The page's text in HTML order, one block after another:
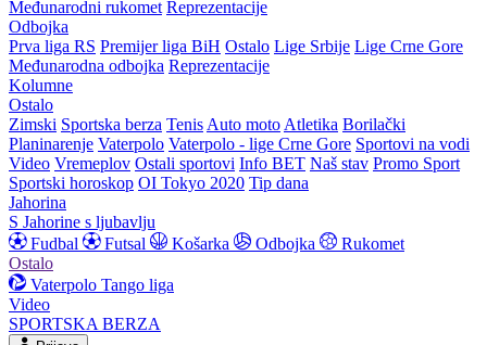
Međunarodni rukomet Reprezentacije
Odbojka
Prva liga RS Premijer liga BiH Ostalo Lige Srbije Lige Crne Gore
Međunarodna odbojka Reprezentacije
Kolumne
Ostalo
Zimski Sportska berza Tenis Auto moto Atletika Borilački
Planinarenje Vaterpolo Vaterpolo - lige Crne Gore Sportovi na vodi
Video Vremeplov Ostali sportovi Info BET Naš stav Promo Sport
Sportski horoskop OI Tokyo 2020 Tip dana
Jahorina
S Jahorine s ljubavlju
Fudbal
Futsal Košarka Odbojka
Rukomet
Ostalo
Vaterpolo Tango liga
Video
SPORTSKA BERZA